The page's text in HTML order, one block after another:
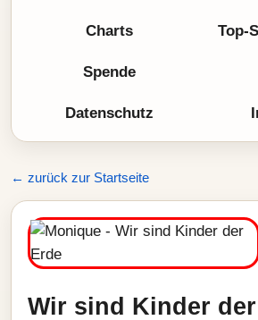
Charts Top-
Spende
Datenschutz
← zurück zur Startseite
Wir sind Kinder